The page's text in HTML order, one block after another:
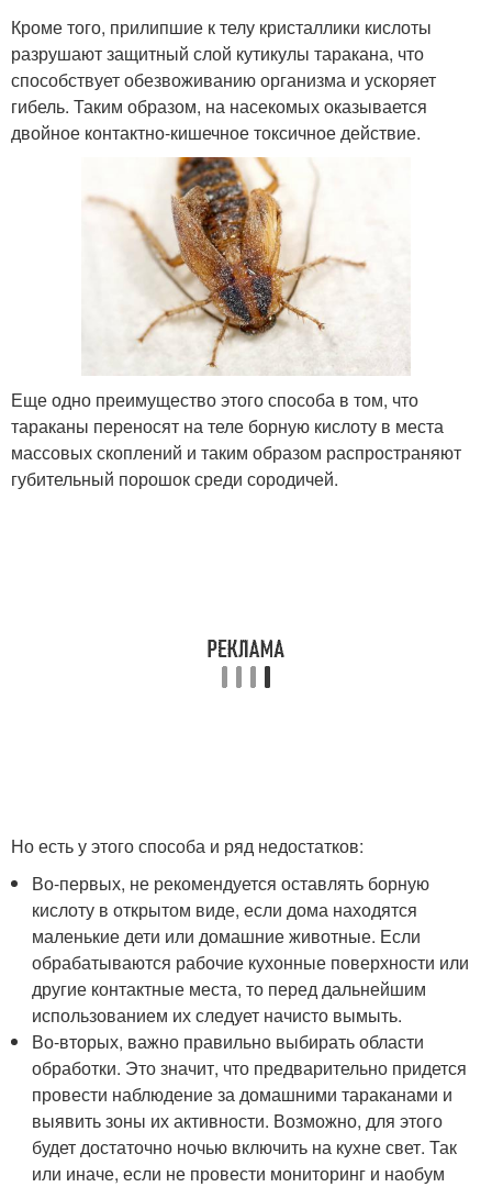
Кроме того, прилипшие к телу кристаллики кислоты
разрушают защитный слой кутикулы таракана, что
способствует обезвоживанию организма и ускоряет
гибель. Таким образом, на насекомых оказывается
двойное контактно-кишечное токсичное действие.
Еще одно преимущество этого способа в том, что
тараканы переносят на теле борную кислоту в места
массовых скоплений и таким образом распространяют
губительный порошок среди сородичей.
Но есть у этого способа и ряд недостатков:
Во-первых, не рекомендуется оставлять борную
кислоту в открытом виде, если дома находятся
маленькие дети или домашние животные. Если
обрабатываются рабочие кухонные поверхности или
другие контактные места, то перед дальнейшим
использованием их следует начисто вымыть.
Во-вторых, важно правильно выбирать области
обработки. Это значит, что предварительно придется
провести наблюдение за домашними тараканами и
выявить зоны их активности. Возможно, для этого
будет достаточно ночью включить на кухне свет. Так
или иначе, если не провести мониторинг и наобум